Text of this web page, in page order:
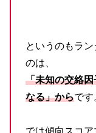
というのもラ
のは、
「未知の交絡
なる」からです